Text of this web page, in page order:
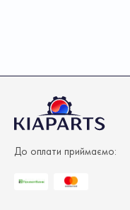
До оплати приймаємо: